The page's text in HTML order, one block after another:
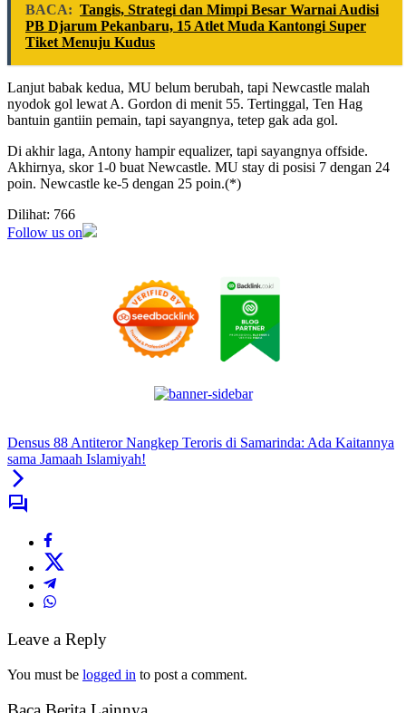
BACA: Tangis, Strategi dan Mimpi Besar Warnai Audisi
PB Djarum Pekanbaru, 15 Atlet Muda Kantongi Super
Tiket Menuju Kudus
Lanjut babak kedua, MU belum berubah, tapi Newcastle malah
nyodok gol lewat A. Gordon di menit 55. Tertinggal, Ten Hag
bantuin gantiin pemain, tapi sayangnya, tetep gak ada gol.
Di akhir laga, Antony hampir equalizer, tapi sayangnya offside.
Akhirnya, skor 1-0 buat Newcastle. MU stay di posisi 7 dengan 24
poin. Newcastle ke-5 dengan 25 poin.(*)
Dilihat: 766
Follow us on
Densus 88 Antiteror Nangkep Teroris di Samarinda: Ada Kaitannya
sama Jamaah Islamiyah!
Leave a Reply
You must be logged in to post a comment.